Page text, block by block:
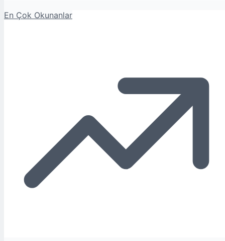
En Çok Okunanlar